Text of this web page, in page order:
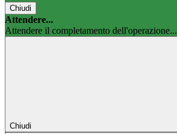
Chiudi
Attendere...
Attendere il completamento dell'operazione...
Chiudi